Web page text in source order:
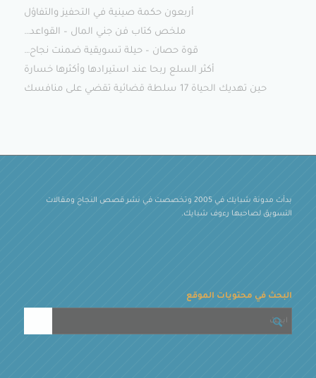
أربعون حكمة صينية في التحفيز والتفاؤل
ملخص كتاب فن جني المال – القواعد…
قوة حصان – حيلة تسويقية ضمنت نجاح…
أكثر السلع ربحا عند استيرادها وأكثرها خسارة
حين تهديك الحياة 17 سلطة قضائية تقضي على منافسك
بدأت مدونة شبايك في 2005 وتخصصت في نشر قصص النجاح ومقالات
التسويق لصاحبها رءوف شبايك.
البحث في محتويات الموقع